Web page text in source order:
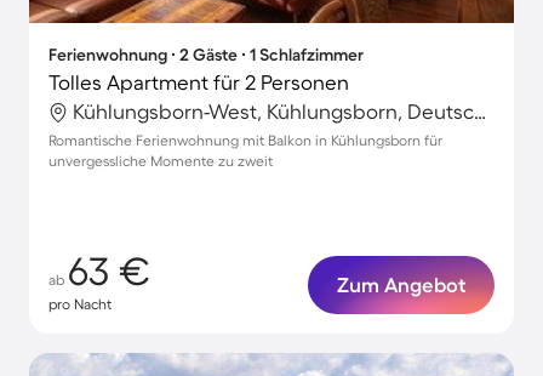
Ferienwohnung ∙ 2 Gäste ∙ 1 Schlafzimmer
Tolles Apartment für 2 Personen
Kühlungsborn-West, Kühlungsborn, Deutschland
Romantische Ferienwohnung mit Balkon in Kühlungsborn für
unvergessliche Momente zu zweit
ab 63 €
pro Nacht
Zum Angebot